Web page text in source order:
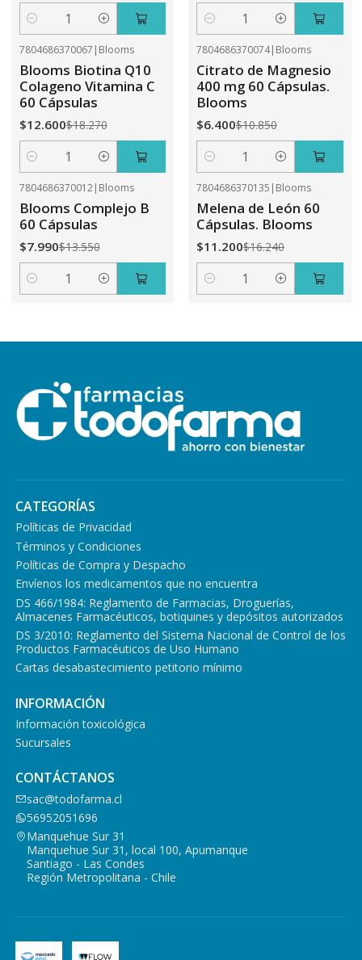
Cantidad Cantidad
7804686370067 | Blooms
Blooms Biotina Q10
Colageno Vitamina C
60 Cápsulas
$12.600$18.270
Cantidad
7804686370074| Blooms
Citrato de Magnesio
400 mg 60 Cápsulas.
Blooms
$6.400$10.850
Cantidad
7804686370012| Blooms
Blooms Complejo B
60 Cápsulas
$7.990$13.550
Cantidad
7804686370135 | Blooms
Melena de León 60
Cápsulas. Blooms
$11.200$16.240
Cantidad
CATEGORÍAS
Políticas de Privacidad
Términos y Condiciones
Políticas de Compra y Despacho
Envíenos los medicamentos que no encuentra
DS 466/1984: Reglamento de Farmacias, Droguerías,
Almacenes Farmacéuticos, botiquines y depósitos autorizados
DS 3/2010: Reglamento del Sistema Nacional de Control de los
Productos Farmacéuticos de Uso Humano
Cartas desabastecimiento petitorio mínimo
INFORMACIÓN
Información toxicológica
Sucursales
CONTÁCTANOS
sac@todofarma.cl
56952051696
Manquehue Sur 31
Manquehue Sur 31, local 100, Apumanque
Santiago - Las Condes
Región Metropolitana - Chile